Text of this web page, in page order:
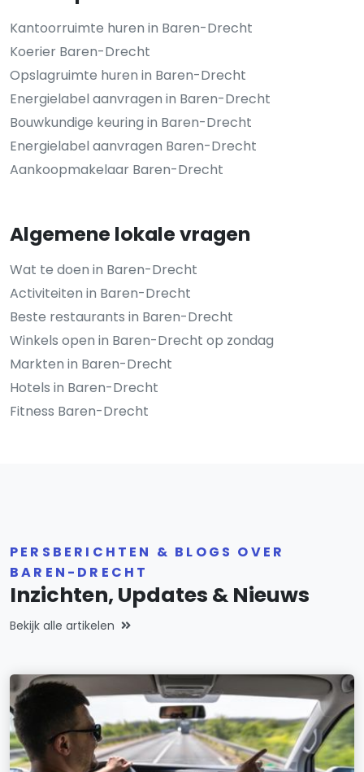
Kantoorruimte huren in Baren-Drecht
Koerier Baren-Drecht
Opslagruimte huren in Baren-Drecht
Energielabel aanvragen in Baren-Drecht
Bouwkundige keuring in Baren-Drecht
Energielabel aanvragen Baren-Drecht
Aankoopmakelaar Baren-Drecht
Algemene lokale vragen
Wat te doen in Baren-Drecht
Activiteiten in Baren-Drecht
Beste restaurants in Baren-Drecht
Winkels open in Baren-Drecht op zondag
Markten in Baren-Drecht
Hotels in Baren-Drecht
Fitness Baren-Drecht
PERSBERICHTEN & BLOGS OVER
BAREN-DRECHT
Inzichten, Updates & Nieuws
Bekijk alle artikelen